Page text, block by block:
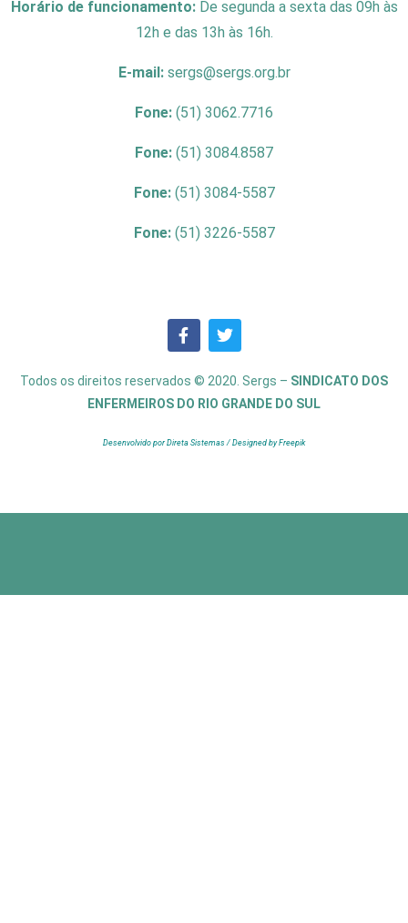
Horário de funcionamento: De segunda a sexta das 09h às
12h e das 13h às 16h.
E-mail: sergs@sergs.org.br
Fone: (51) 3062.7716
Fone: (51) 3084.8587
Fone: (51) 3084-5587
Fone: (51) 3226-5587
Todos os direitos reservados © 2020. Sergs – SINDICATO DOS
ENFERMEIROS DO RIO GRANDE DO SUL
Desenvolvido por Direta Sistemas / Designed by Freepik